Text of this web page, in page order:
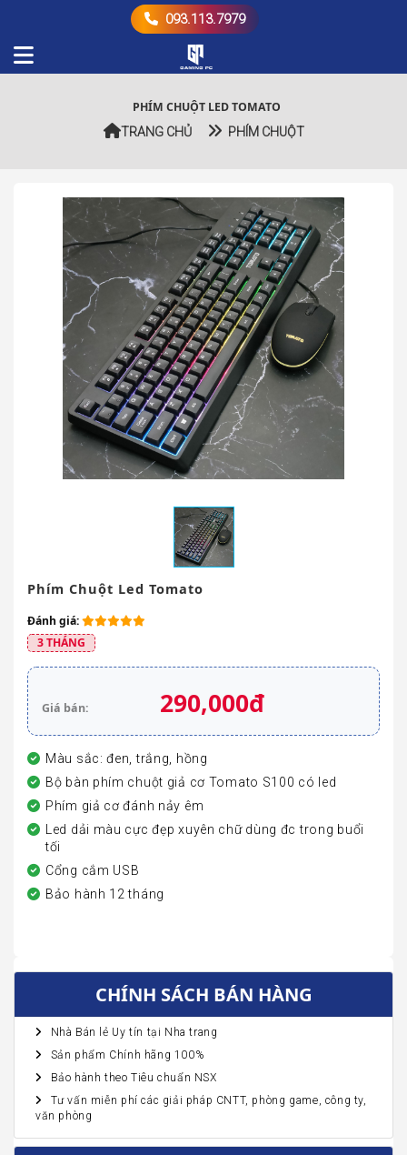
093.113.7979
PHÍM CHUỘT LED TOMATO
TRANG CHỦ PHÍM CHUỘT
Phím Chuột Led Tomato
Đánh giá:
3 THÁNG
Giá bán: 290,000đ
Màu sắc: đen, trắng, hồng
Bộ bàn phím chuột giả cơ Tomato S100 có led
Phím giả cơ đánh nảy êm
Led dải màu cực đẹp xuyên chữ dùng đc trong buổi
tối
Cổng cắm USB
Bảo hành 12 tháng
CHÍNH SÁCH BÁN HÀNG
Nhà Bán lẻ Uy tín tại Nha trang
Sản phẩm Chính hãng 100%
Bảo hành theo Tiêu chuẩn NSX
Tư vấn miễn phí các giải pháp CNTT, phòng game, công ty,
văn phòng